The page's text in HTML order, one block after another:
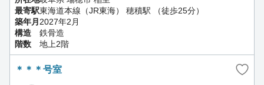
最寄駅東海道本線（JR東海） 穂積駅 （徒歩25分）
築年月 2027年2月
構造
鉄骨造
階数
地上2階
＊＊＊号室